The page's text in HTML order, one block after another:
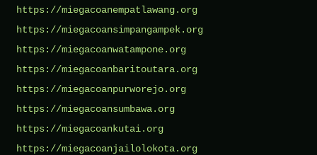
https://miegacoanempatlawang.org
https://miegacoansimpangampek.org
https://miegacoanwatampone.org
https://miegacoanbaritoutara.org
https://miegacoanpurworejo.org
https://miegacoansumbawa.org
https://miegacoankutai.org
https://miegacoanjailolokota.org